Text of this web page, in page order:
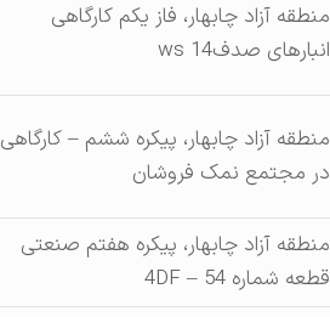
منطقه آزاد چابهار، فاز یکم کارگاهی
انبارهای صدفws 14
منطقه آزاد چابهار، پیکره ششم – کارگاهی
در مجتمع نمک فروشان
منطقه آزاد چابهار، پیکره هفتم صنعتی
قطعه شماره 4DF – 54